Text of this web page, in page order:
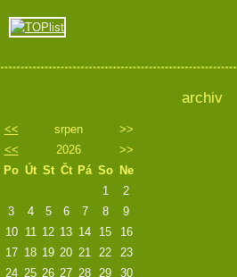
archiv
<< srpen
>>
<<
2026
>>
Po Út St Čt Pá So Ne
1
2
3
4 5 6 7 8
9
10
11 12 13 14 15
16
17 18 19 20 21 22
23
24 25 26 27 28 29 30